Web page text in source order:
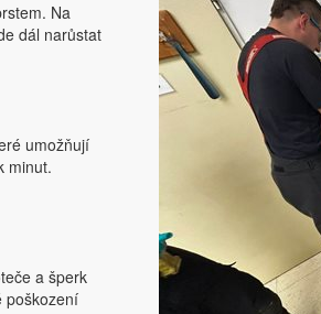
Na
dál narůstat
umožňují
minut.
a šperk
poškození